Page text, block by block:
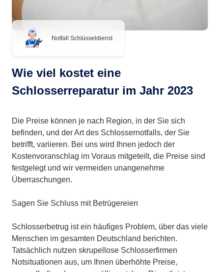
Notfall Schlüsseldienst
Wie viel kostet eine
Schlosserreparatur im Jahr 2023
Die Preise können je nach Region, in der Sie sich
befinden, und der Art des Schlossernotfalls, der Sie
betrifft, variieren. Bei uns wird Ihnen jedoch der
Kostenvoranschlag im Voraus mitgeteilt, die Preise sind
festgelegt und wir vermeiden unangenehme
Überraschungen.
Sagen Sie Schluss mit Betrügereien
Schlosserbetrug ist ein häufiges Problem, über das viele
Menschen im gesamten Deutschland berichten.
Tatsächlich nutzen skrupellose Schlosserfirmen
Notsituationen aus, um Ihnen überhöhte Preise,